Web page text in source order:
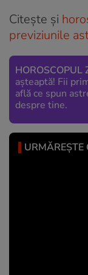
Citește și
previziunile
HOROSCOPUL
așteaptă! Fii
află ce spun
despre tine.
URMĂREȘTE